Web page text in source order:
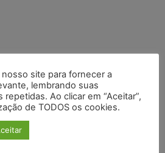
site para fornecer a
lembrando suas
Ao clicar em “Aceitar”,
de TODOS os cookies.